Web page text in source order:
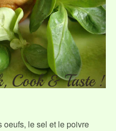
oeufs, le sel et le poivre